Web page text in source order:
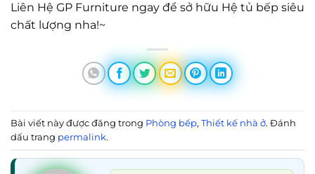
Liên Hệ GP Furniture ngay để sở hữu Hệ tủ bếp siêu
chất lượng nha!~
Bài viết này được đăng trong Phòng bếp, Thiết kế nhà ở. Đánh
dấu trang permalink.